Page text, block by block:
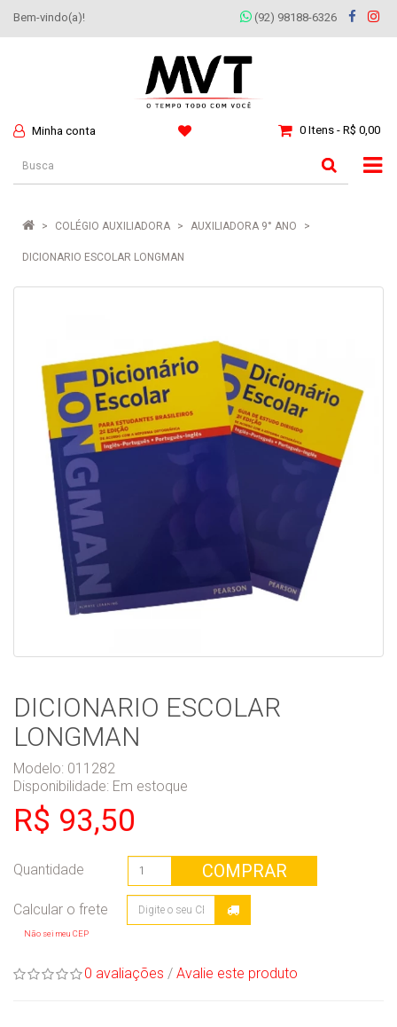
Bem-vindo(a)! (92) 98188-6326
Minha conta 0 Itens - R$ 0,00
COLÉGIO AUXILIADORA AUXILIADORA 9° ANO
DICIONARIO ESCOLAR LONGMAN
DICIONARIO ESCOLAR
LONGMAN
Modelo: 011282
Disponibilidade: Em estoque
R$ 93,50
Quantidade COMPRAR
Não sei meu CEP
0 avaliações / Avalie este produto